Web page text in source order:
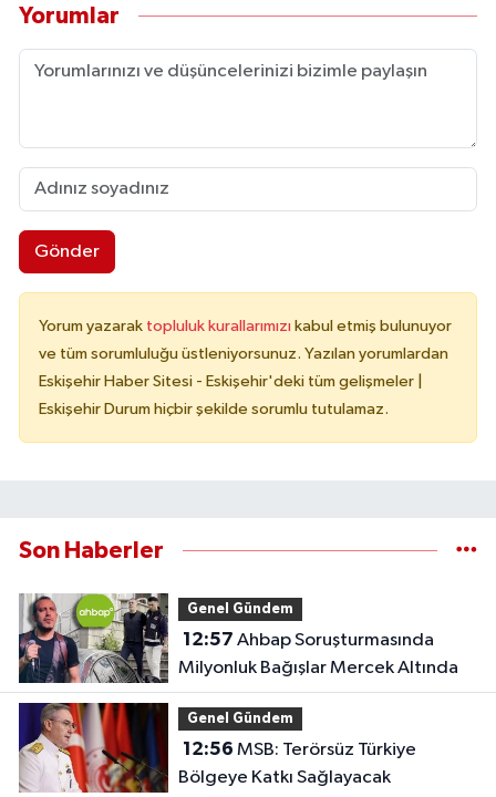
Yorumlar
Gönder
Yorum yazarak topluluk kurallarımızı kabul etmiş bulunuyor
ve tüm sorumluluğu üstleniyorsunuz. Yazılan yorumlardan
Eskişehir Haber Sitesi - Eskişehir'deki tüm gelişmeler |
Eskişehir Durum hiçbir şekilde sorumlu tutulamaz.
Son Haberler
Genel Gündem
12:57
Milyonluk Bağışlar Mercek Altında
Genel Gündem
12:56
Bölgeye Katkı Sağlayacak